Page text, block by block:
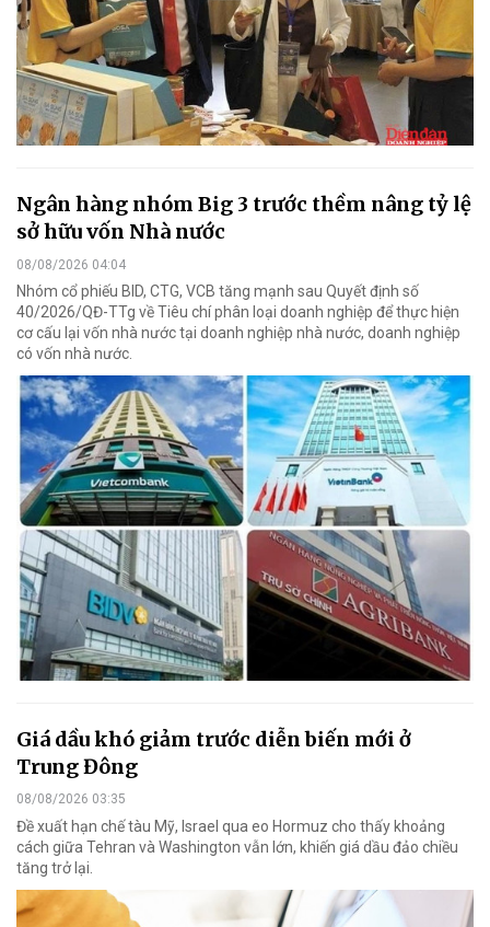
Ngân hàng nhóm Big 3 trước thềm nâng tỷ lệ
sở hữu vốn Nhà nước
08/08/2026 04:04
Nhóm cổ phiếu BID, CTG, VCB tăng mạnh sau Quyết định số
40/2026/QĐ-TTg về Tiêu chí phân loại doanh nghiệp để thực hiện
cơ cấu lại vốn nhà nước tại doanh nghiệp nhà nước, doanh nghiệp
có vốn nhà nước.
Giá dầu khó giảm trước diễn biến mới ở
Trung Đông
08/08/2026 03:35
Đề xuất hạn chế tàu Mỹ, Israel qua eo Hormuz cho thấy khoảng
cách giữa Tehran và Washington vẫn lớn, khiến giá dầu đảo chiều
tăng trở lại.